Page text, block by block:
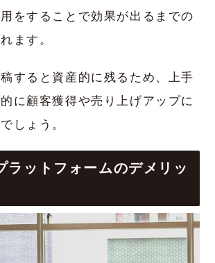
をすることで効果が出るまでの
ます。
すると資産的に残るため、上手
に顧客獲得や売り上げアップに
しょう。
ラットフォームのデメリッ